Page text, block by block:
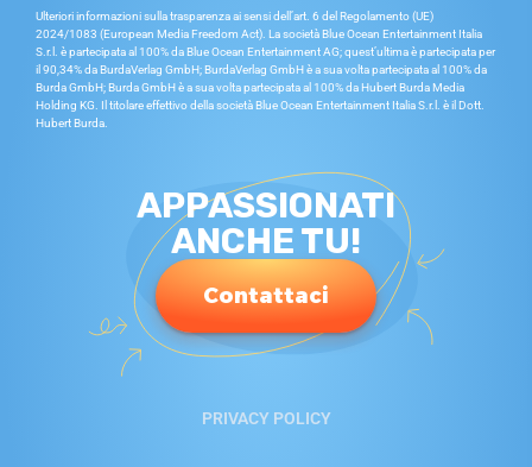
Ulteriori informazioni sulla trasparenza ai sensi dell’art. 6 del Regolamento (UE)
2024/1083 (European Media Freedom Act). La società Blue Ocean Entertainment Italia
S.r.l. è partecipata al 100% da Blue Ocean Entertainment AG; quest’ultima è partecipata per
il 90,34% da BurdaVerlag GmbH; BurdaVerlag GmbH è a sua volta partecipata al 100% da
Burda GmbH; Burda GmbH è a sua volta partecipata al 100% da Hubert Burda Media
Holding KG. Il titolare effettivo della società Blue Ocean Entertainment Italia S.r.l. è il Dott.
Hubert Burda.
APPASSIONATI
ANCHE TU!
Contattaci
PRIVACY POLICY